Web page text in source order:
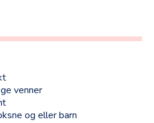
venner
og eller barn